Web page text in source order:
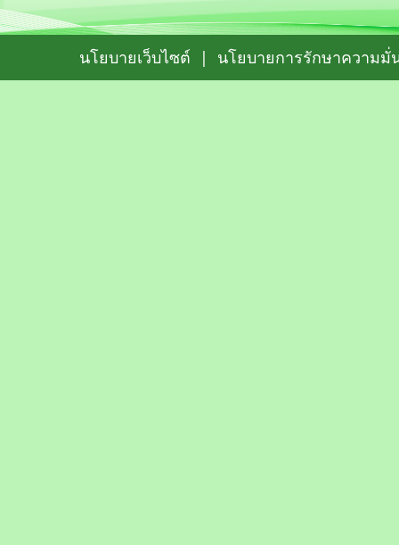
นโยบายเว็บไซต์ | นโยบายการรักษาความมั่